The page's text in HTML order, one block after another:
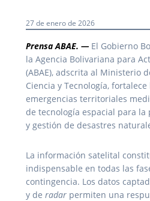
27 de enero de 2026
Prensa ABAE. — El Gobierno
la Agencia Bolivariana para
(ABAE), adscrita al Ministerio
Ciencia y Tecnología,
emergencias territoriales
de tecnología espacial para
y gestión de desastres
La información satelital
indispensable en todas las
contingencia. Los datos
y de radar permiten una